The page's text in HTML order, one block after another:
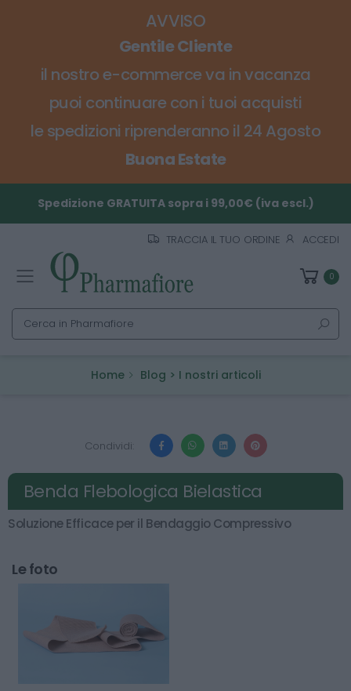
AVVISO
Gentile Cliente
il nostro e-commerce va in vacanza
puoi continuare con i tuoi acquisti
le spedizioni riprenderanno il 24 Agosto
Buona Estate
Spedizione GRATUITA sopra i 99,00€ (iva escl.)
TRACCIA IL TUO ORDINE ACCEDI
Toggle mobile menu 0
Cerca
Home Blog > I nostri articoli
Condividi:
Benda Flebologica Bielastica
Soluzione Efficace per il Bendaggio Compressivo
Le foto